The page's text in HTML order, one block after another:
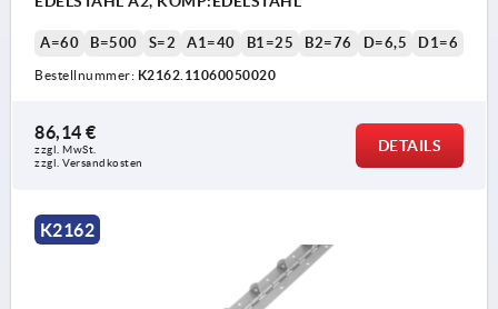
A=60 B=500 S=2 A1=40 B1=25 B2=76 D=6,5 D1=6
Bestellnummer: K2162.11060050020
86,14 €
zzgl. MwSt.
zzgl. Versandkosten
DETAILS
K2162